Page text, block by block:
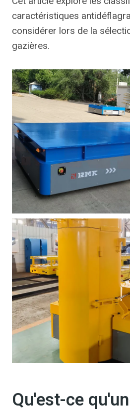
caractéristiques
considérer lors de la
gazières.
Qu'est-ce